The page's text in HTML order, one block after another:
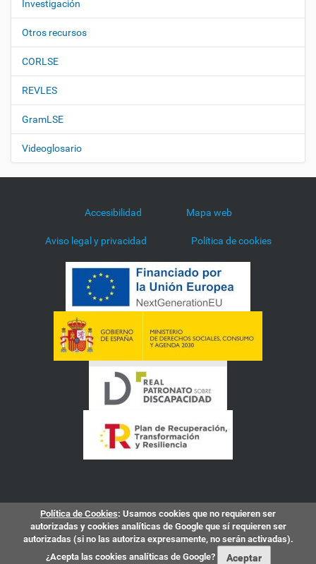
Investigación
Otros recursos
CORLSE
REVLES
GramLSE
Videoglosario
Accesibilidad Mapa web
Aviso legal y privacidad Política de cookies
Política de Cookies: Usamos cookies que no requieren ser
autorizadas y cookies analíticas de Google que sí requieren ser
autorizadas (si no las autoriza expresamente, no serán activadas).
¿Acepta las cookies analíticas de Google?
Aceptar